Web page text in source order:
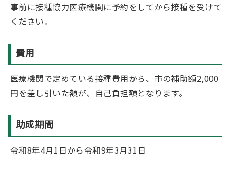
事前に接種協力医療機関に予約をしてから接種を受けて
ください。
費用
医療機関で定めている接種費用から、市の補助額2,000
円を差し引いた額が、自己負担額となります。
助成期間
令和8年4月1日から令和9年3月31日